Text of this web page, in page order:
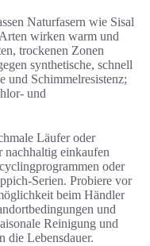
Naturfasern wie Sisal
wirken warm und
trockenen Zonen
synthetische, schnell
und Schimmelresistenz;
und
Läufer oder
nachhaltig einkaufen
oder
Serien. Probiere vor
beim Händler
und
Reinigung und
die Lebensdauer.